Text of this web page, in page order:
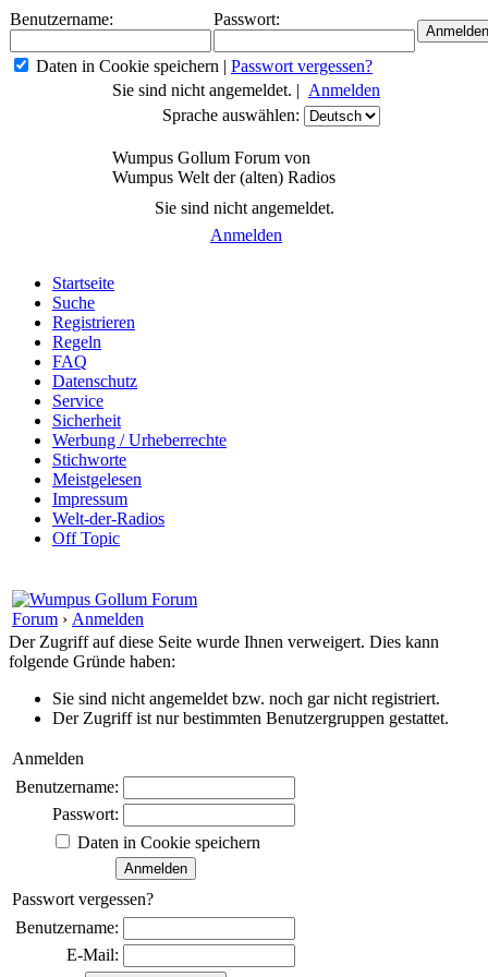
Benutzername: Passwort:
Daten in Cookie speichern | Passwort vergessen?
Sie sind nicht angemeldet. | Anmelden
Sprache auswählen:
Wumpus Gollum Forum von
Wumpus Welt der (alten) Radios
Sie sind nicht angemeldet.
Anmelden
Startseite
Suche
Registrieren
Regeln
FAQ
Datenschutz
Service
Sicherheit
Werbung / Urheberrechte
Stichworte
Meistgelesen
Impressum
Welt-der-Radios
Off Topic
Forum › Anmelden
Der Zugriff auf diese Seite wurde Ihnen verweigert. Dies kann
folgende Gründe haben:
Sie sind nicht angemeldet bzw. noch gar nicht registriert.
Der Zugriff ist nur bestimmten Benutzergruppen gestattet.
Anmelden
Benutzername:
Passwort:
Daten in Cookie speichern
Passwort vergessen?
Benutzername:
E-Mail: